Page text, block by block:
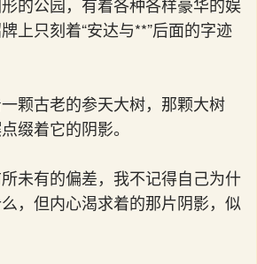
的公园，有着各种各样豪华的娱
上只刻着“安达与**”后面的字迹
颗古老的参天大树，那颗大树
缀着它的阴影。
未有的偏差，我不记得自己为什
，但内心渴求着的那片阴影，似